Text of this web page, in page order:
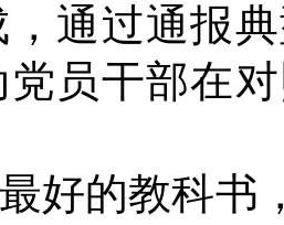
通过通报
员干部在
好的教科书